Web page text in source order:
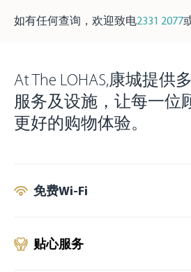
如有任何查询，欢迎致电2331 2077
At The LOHAS,康城提供
服务及设施，让每一位
更好的购物体验。
免费Wi-Fi
贴心服务